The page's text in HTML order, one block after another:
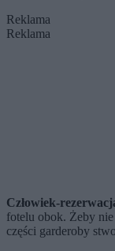
Reklama
Reklama
Człowiek-
fotelu obok. Żeby
części garderoby